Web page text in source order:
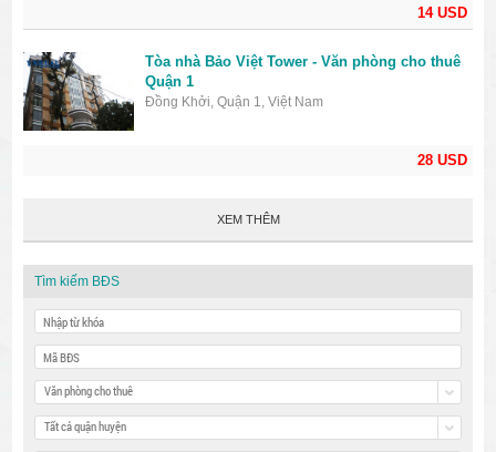
14 USD
28 USD
Tòa nhà Bảo Việt Tower - Văn phòng cho thuê
Quận 1
Đồng Khởi, Quận 1, Việt Nam
XEM THÊM
Tìm kiếm BĐS
Văn phòng cho thuê
Tất cả quận huyện